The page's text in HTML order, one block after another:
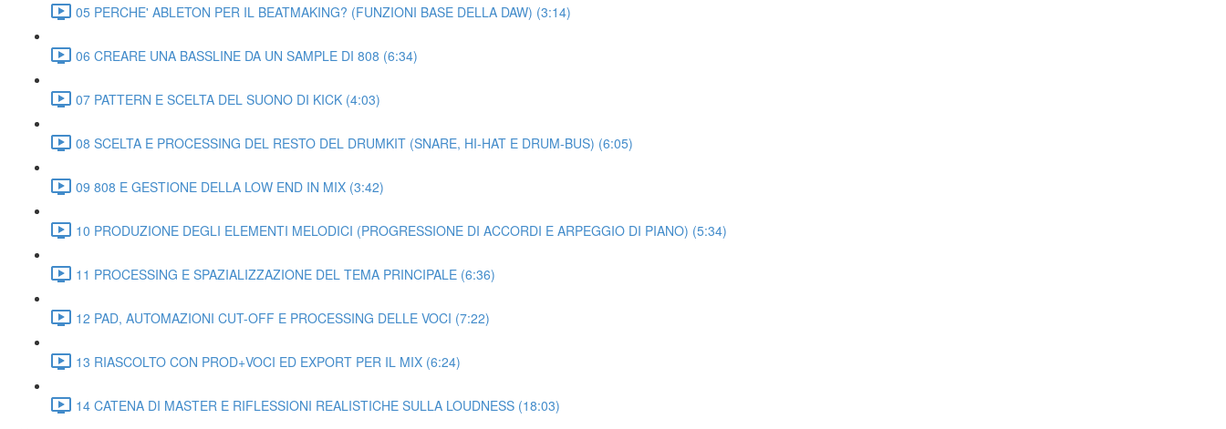
05 PERCHE' ABLETON PER IL BEATMAKING? (FUNZIONI BASE DELLA DAW) (3:14)
06 CREARE UNA BASSLINE DA UN SAMPLE DI 808 (6:34)
07 PATTERN E SCELTA DEL SUONO DI KICK (4:03)
08 SCELTA E PROCESSING DEL RESTO DEL DRUMKIT (SNARE, HI-HAT E DRUM-BUS) (6:05)
09 808 E GESTIONE DELLA LOW END IN MIX (3:42)
10 PRODUZIONE DEGLI ELEMENTI MELODICI (PROGRESSIONE DI ACCORDI E ARPEGGIO DI PIANO) (5:34)
11 PROCESSING E SPAZIALIZZAZIONE DEL TEMA PRINCIPALE (6:36)
12 PAD, AUTOMAZIONI CUT-OFF E PROCESSING DELLE VOCI (7:22)
13 RIASCOLTO CON PROD+VOCI ED EXPORT PER IL MIX (6:24)
14 CATENA DI MASTER E RIFLESSIONI REALISTICHE SULLA LOUDNESS (18:03)